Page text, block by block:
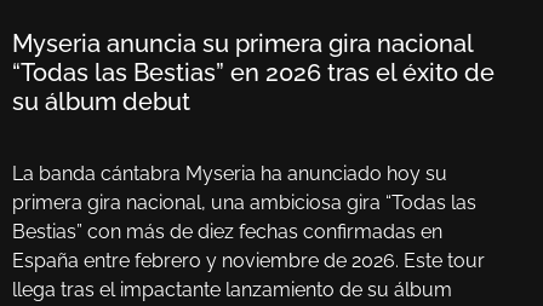
Myseria anuncia su primera gira nacional
“Todas las Bestias” en 2026 tras el éxito de
su álbum debut
La banda cántabra Myseria ha anunciado hoy su
primera gira nacional, una ambiciosa gira “Todas las
Bestias” con más de diez fechas confirmadas en
España entre febrero y noviembre de 2026. Este tour
llega tras el impactante lanzamiento de su álbum